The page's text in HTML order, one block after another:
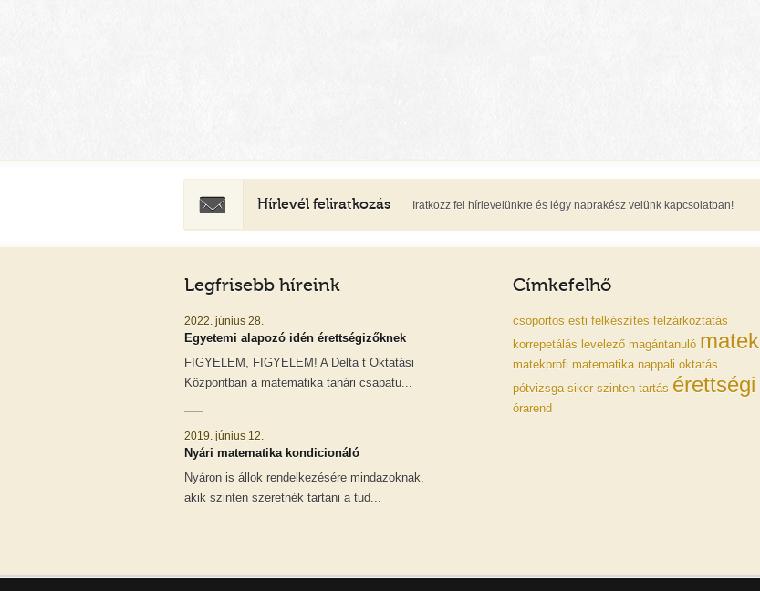
Hírlevél feliratkozás Iratkozz fel hírlevelünkre és légy naprakész velünk kapcsolatban!
Legfrisebb híreink
2022. június 28.
Egyetemi alapozó idén érettségizőknek
FIGYELEM, FIGYELEM! A Delta t Oktatási
Központban a matematika tanári csapatu...
2019. június 12.
Nyári matematika kondicionáló
Nyáron is állok rendelkezésére mindazoknak,
akik szinten szeretnék tartani a tud...
Címkefelhő
csoportos esti felkészítés felzárkóztatás
korrepetálás levelező magántanuló matek
matekprofi matematika nappali oktatás
pótvizsga siker szinten tartás érettségi
órarend